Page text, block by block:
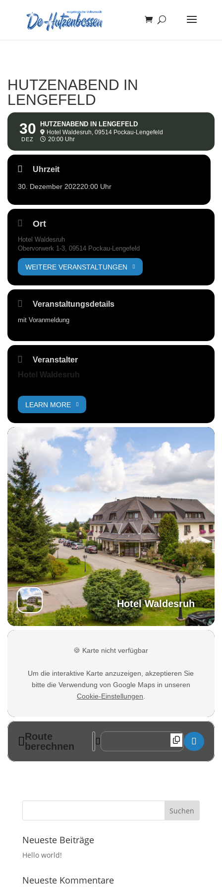
HUTZENABEND IN
LENGEFELD
30
DEZ
HUTZENABEND IN LENGEFELD
Hotel Waldesruh, 09514 Pockau-Lengefeld
20:00 Uhr
Uhrzeit
30. Dezember 202220:00 Uhr
Ort
Hotel Waldesruh
Obervorwerk 1-3, 09514 Pockau-Lengefeld
WEITERE VERANSTALTUNGEN
Veranstaltungsdetails
mit Voranmeldung
Veranstalter
Hotel Waldesruh
LEARN MORE
Hotel Waldesruh
🍪 Karte nicht verfügbar
Um die interaktive Karte anzuzeigen, akzeptieren Sie
bitte die Verwendung von Google Maps in unseren
Cookie-Einstellungen
Route
berechnen
Address - Hutzenabend in Lengefeld
Destination Address - Hutzenabend
Neueste Beiträge
Hello world!
Neueste Kommentare